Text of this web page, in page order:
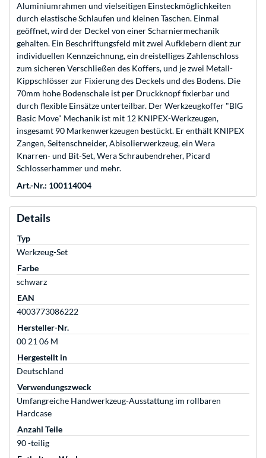
Aluminiumrahmen und vielseitigen Einsteckmöglichkeiten
durch elastische Schlaufen und kleinen Taschen. Einmal
geöffnet, wird der Deckel von einer Scharniermechanik
gehalten. Ein Beschriftungsfeld mit zwei Aufklebern dient zur
individuellen Kennzeichnung, ein dreistelliges Zahlenschloss
zum sicheren Verschließen des Koffers, und je zwei Metall-
Kippschlösser zur Fixierung des Deckels und des Bodens. Die
70mm hohe Bodenschale ist per Druckknopf fixierbar und
durch flexible Einsätze unterteilbar. Der Werkzeugkoffer "BIG
Basic Move" Mechanik ist mit 12 KNIPEX-Werkzeugen,
insgesamt 90 Markenwerkzeugen bestückt. Er enthält KNIPEX
Zangen, Seitenschneider, Abisolierwerkzeug, ein Wera
Knarren- und Bit-Set, Wera Schraubendreher, Picard
Schlosserhammer und mehr.
Art.-Nr.: 100114004
Details
Typ
Werkzeug-Set
Farbe
schwarz
EAN
4003773086222
Hersteller-Nr.
00 21 06 M
Hergestellt in
Deutschland
Verwendungszweck
Umfangreiche Handwerkzeug-Ausstattung im rollbaren
Hardcase
Anzahl Teile
90 -teilig